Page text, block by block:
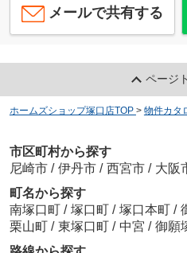
メールで共有する
ページ
ホームズショップ塚口店TOP > 物件カタ
市区町村から探す
尼崎市 / 伊丹市 / 西宮市 / 大阪
町名から探す
南塚口町 / 塚口町 / 塚口本町 /
栗山町 / 東塚口町 / 中宮 / 御願